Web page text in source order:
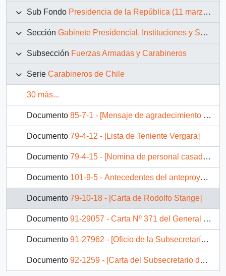
Sub Fondo Presidencia de la República (11 marzo 1990 – 11 marzo 1994)
Sección Gabinete Presidencial, Instituciones y Servicios
Subsección Fuerzas Armadas y Carabineros
Serie Carabineros de Chile
30 más...
Documento 85-7-1 - [Mensaje de agradecimiento del General de Carabineros Hugo Aguayo al Presidente Patricio Aylwin]
Documento 79-4-12 - [Lista de Teniente Vergara]
Documento 79-4-15 - [Nomina de personal casado de dotación de la escolta presidencial]
Documento 101-9-5 - Antecedentes del anteproyecto de ley, que la Directiva de los Carabineros eliminados de la Institución en 1973; por la Junta Militar, harán entrega a S.E. el Presidente de la República.
Documento 79-10-18 - [Carta de Rodolfo Stange]
Documento 91-29057 - Carta Nº 371 del General Director de Carabineros, sr. Rodolfo Stange O. dirigida al Excmo. Sr. Presidente de la República, Don Patricio Aylwin Azócar
Documento 91-27962 - [Oficio de la Subsecretaría de Carabineros dirigido al Jefe de Gabinete Presidencial]
Documento 92-1259 - [Carta del Subsecretario de Carabineros de Chile referente a solicitud de particular]